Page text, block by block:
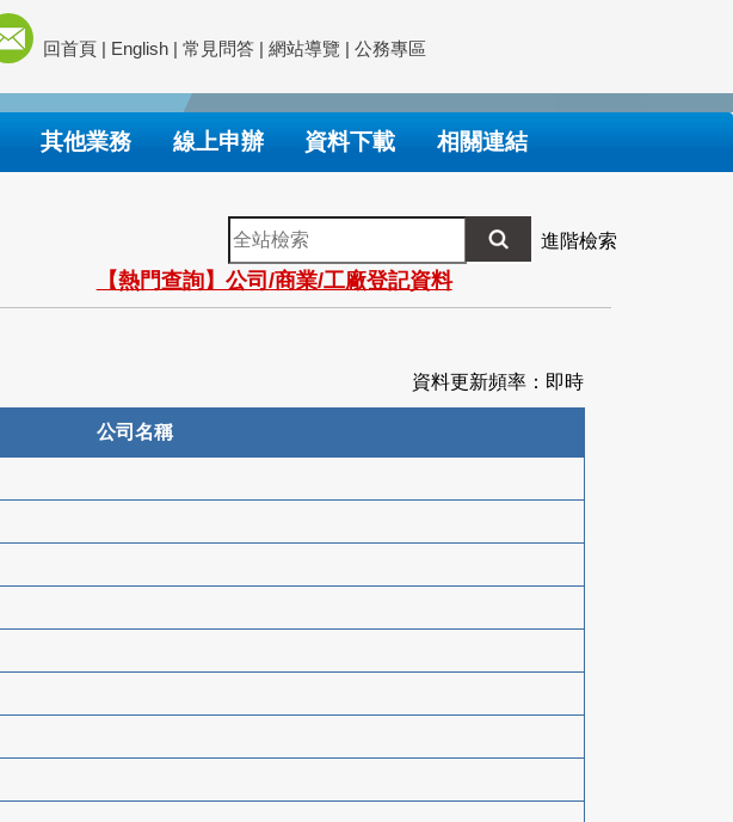
回首頁 | English | 常見問答 | 網站導覽 | 公務專區
其他業務 線上申辦 資料下載 相關連結
全
站
檢
索
進階檢索
【熱門查詢】公司/商業/工廠登記資料
資料更新頻率：即時
公司名稱